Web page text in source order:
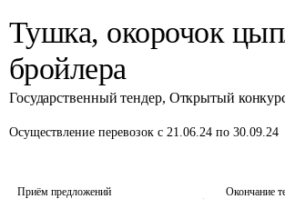
Тушка, окорочок
бройлера
Государственный тендер, Открытый
Осуществление перевозок с 21.06.24 по 30.09.24
Приём предложений
Окончание